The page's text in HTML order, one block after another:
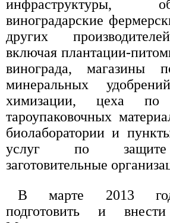
инфраструктуры,
виноградарские
других
включая плантации-
винограда, магазины
минеральных
химизации, цеха по
тароупаковочных
биолаборатории и
услуг по защите
заготовительные
В марте 2013
подготовить и